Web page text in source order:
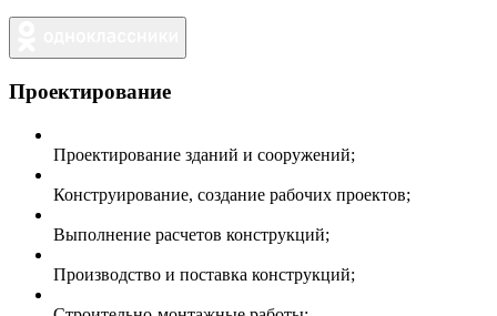
Проектирование
Проектирование зданий и сооружений;
Конструирование, создание рабочих проектов;
Выполнение расчетов конструкций;
Производство и поставка конструкций;